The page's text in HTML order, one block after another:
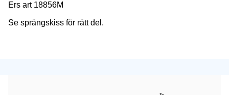
Ers art 18856M
Se sprängskiss för rätt del.